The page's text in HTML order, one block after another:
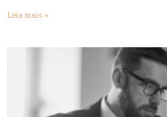
Leia mais »